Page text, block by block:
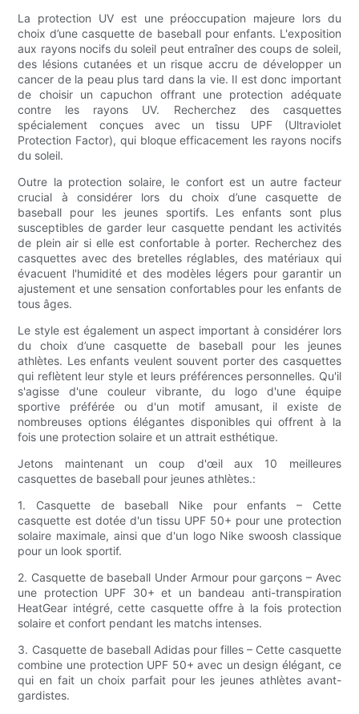
La protection UV est une préoccupation majeure lors du
choix d’une casquette de baseball pour enfants. L'exposition
aux rayons nocifs du soleil peut entraîner des coups de soleil,
des lésions cutanées et un risque accru de développer un
cancer de la peau plus tard dans la vie. Il est donc important
de choisir un capuchon offrant une protection adéquate
contre les rayons UV. Recherchez des casquettes
spécialement conçues avec un tissu UPF (Ultraviolet
Protection Factor), qui bloque efficacement les rayons nocifs
du soleil.
Outre la protection solaire, le confort est un autre facteur
crucial à considérer lors du choix d’une casquette de
baseball pour les jeunes sportifs. Les enfants sont plus
susceptibles de garder leur casquette pendant les activités
de plein air si elle est confortable à porter. Recherchez des
casquettes avec des bretelles réglables, des matériaux qui
évacuent l'humidité et des modèles légers pour garantir un
ajustement et une sensation confortables pour les enfants de
tous âges.
Le style est également un aspect important à considérer lors
du choix d’une casquette de baseball pour les jeunes
athlètes. Les enfants veulent souvent porter des casquettes
qui reflètent leur style et leurs préférences personnelles. Qu'il
s'agisse d'une couleur vibrante, du logo d'une équipe
sportive préférée ou d'un motif amusant, il existe de
nombreuses options élégantes disponibles qui offrent à la
fois une protection solaire et un attrait esthétique.
Jetons maintenant un coup d'œil aux 10 meilleures
casquettes de baseball pour jeunes athlètes.:
1. Casquette de baseball Nike pour enfants – Cette
casquette est dotée d'un tissu UPF 50+ pour une protection
solaire maximale, ainsi que d'un logo Nike swoosh classique
pour un look sportif.
2. Casquette de baseball Under Armour pour garçons – Avec
une protection UPF 30+ et un bandeau anti-transpiration
HeatGear intégré, cette casquette offre à la fois protection
solaire et confort pendant les matchs intenses.
3. Casquette de baseball Adidas pour filles – Cette casquette
combine une protection UPF 50+ avec un design élégant, ce
qui en fait un choix parfait pour les jeunes athlètes avant-
gardistes.